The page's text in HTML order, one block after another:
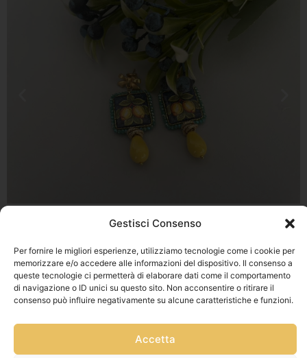
Gestisci Consenso
Per fornire le migliori esperienze, utilizziamo tecnologie come i cookie per
memorizzare e/o accedere alle informazioni del dispositivo. Il consenso a
queste tecnologie ci permetterà di elaborare dati come il comportamento
di navigazione o ID unici su questo sito. Non acconsentire o ritirare il
consenso può influire negativamente su alcune caratteristiche e funzioni.
Accetta
Privacy Policy
Cookie Policy
Informativa
Informativa
GPSR
Via Franz
Fischietti, 15
90138
Palermo
+39
3939546162